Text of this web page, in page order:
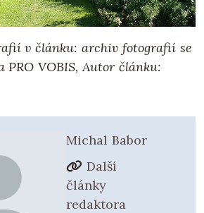
v článku: archiv fotografií se
PRO VOBIS, Autor článku:
Michal Babor
Další
články
redaktora